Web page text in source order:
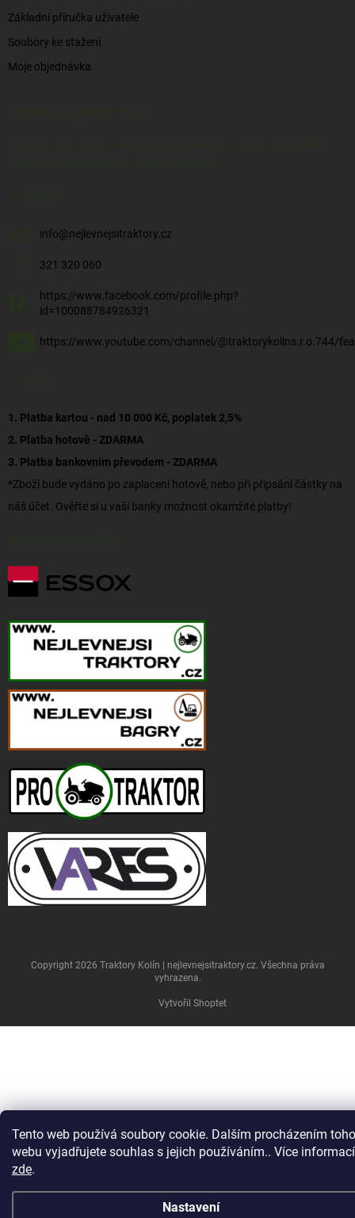
Tento web používá soubory cookie. Dalším procházením
webu vyjadřujete souhlas s jejich používáním.. Více informací
zde.
Nastavení
Základní příručka uživatele
Soubory ke stažení
Moje objednávka
info@nejlevnejsitraktory.cz
321 320 060
https://www.facebook.com/profile.php?
id=100088784926321
https://www.youtube.com/channel/@traktorykolins.r.o.744/
1. Platba kartou - nad 10 000 Kč, poplatek 2,5%
2. Platba hotově - ZDARMA
3. Platba bankovním převodem - ZDARMA
*Zboží bude vydáno po zaplacení hotově, nebo při připsání částky na
náš účet. Ověřte si u vaší banky možnost okamžité platby!
Vytvořil Shoptet
Copyright 2026 Traktory Kolín | nejlevnejsitraktory.cz. Všechna práva
vyhrazena.